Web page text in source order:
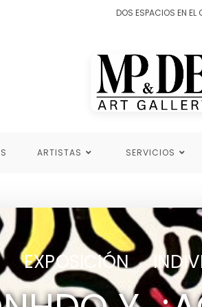
DOS ESPACIOS EN
ARTISTAS SERVICIOS
EXPOSICIÓN